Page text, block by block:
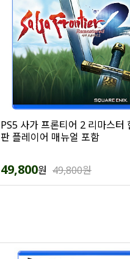
PS5 사가 프론티어 2 리마스터
판 플레이어 매뉴얼 포함
49,800원 49,800원